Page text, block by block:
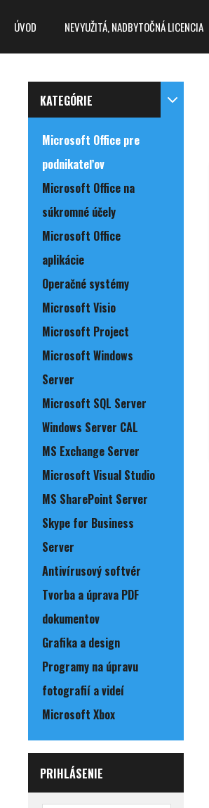
ÚVOD NEVYUŽITÁ, NADBYTOČNÁ LICENCIA
KATEGÓRIE
Microsoft Office pre
podnikateľov
Microsoft Office na
súkromné účely
Microsoft Office
aplikácie
Operačné systémy
Microsoft Visio
Microsoft Project
Microsoft Windows
Server
Microsoft SQL Server
Windows Server CAL
MS Exchange Server
Microsoft Visual Studio
MS SharePoint Server
Skype for Business
Server
Antivírusový softvér
Tvorba a úprava PDF
dokumentov
Grafika a design
Programy na úpravu
fotografií a videí
Microsoft Xbox
PRIHLÁSENIE